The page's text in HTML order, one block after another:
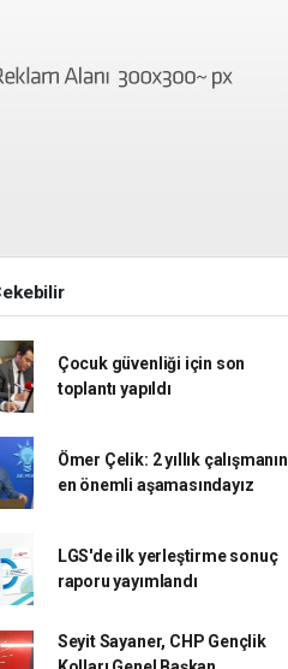
Çocuk güvenliği için son
toplantı yapıldı
Ömer Çelik: 2 yıllık çalışmanın
en önemli aşamasındayız
LGS'de ilk yerleştirme sonuç
raporu yayımlandı
Seyit Sayaner, CHP Gençlik